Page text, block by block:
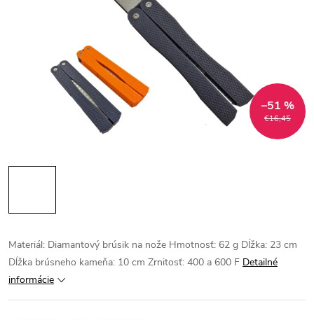
€16,45
–51 %
Materiál: Diamantový brúsik na nože Hmotnosť: 62 g Dĺžka: 23 cm
Dĺžka brúsneho kameňa: 10 cm Zrnitosť: 400 a 600 F Detailné
informácie